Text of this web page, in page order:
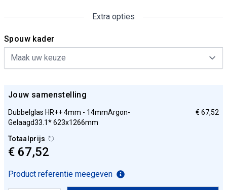
Extra opties
Spouw kader
Jouw samenstelling
Dubbelglas HR++ 4mm - 14mmArgon-
Gelaagd33.1* 623x1266mm
€ 67,52
Totaalprijs
€ 67,52
Product referentie meegeven